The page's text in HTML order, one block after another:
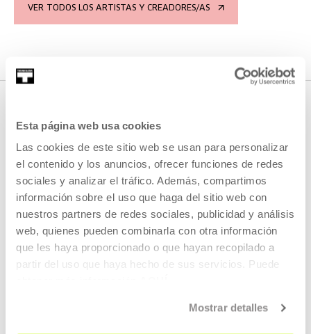
Esta página web usa cookies
Las cookies de este sitio web se usan para personalizar
el contenido y los anuncios, ofrecer funciones de redes
sociales y analizar el tráfico. Además, compartimos
información sobre el uso que haga del sitio web con
nuestros partners de redes sociales, publicidad y análisis
web, quienes pueden combinarla con otra información
que les haya proporcionado o que hayan recopilado a
partir del uso que haya hecho de sus servicios. Puede
Mostrar detalles
VER TODOS LOS ARTISTAS Y CREADORES/AS
ACTIVIDADES EN LAS QUE HA
PARTICIPADO
ACTUALES ANTERIORES
87ª Quincena Musical de San